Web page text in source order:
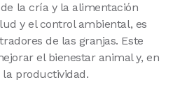
la cría y la alimentación
y el control ambiental, es
de las granjas. Este
el bienestar animal y, en
productividad.